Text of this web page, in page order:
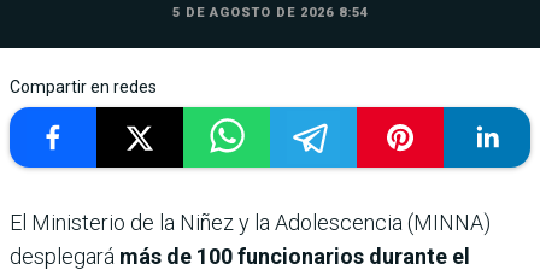
5 DE AGOSTO DE 2026 8:54
Compartir en redes
El Ministerio de la Niñez y la Adolescencia (MINNA)
desplegará más de 100 funcionarios durante el